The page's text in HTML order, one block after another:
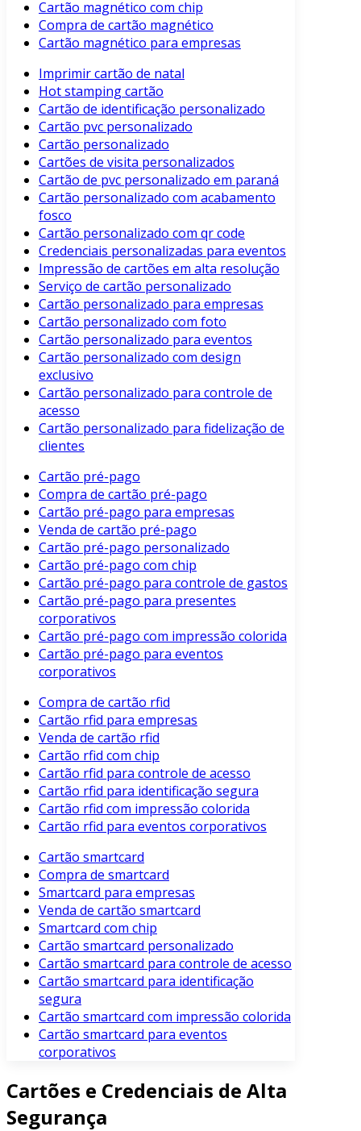
Cartão magnético com chip
Compra de cartão magnético
Cartão magnético para empresas
Imprimir cartão de natal
Hot stamping cartão
Cartão de identificação personalizado
Cartão pvc personalizado
Cartão personalizado
Cartões de visita personalizados
Cartão de pvc personalizado em paraná
Cartão personalizado com acabamento
fosco
Cartão personalizado com qr code
Credenciais personalizadas para eventos
Impressão de cartões em alta resolução
Serviço de cartão personalizado
Cartão personalizado para empresas
Cartão personalizado com foto
Cartão personalizado para eventos
Cartão personalizado com design
exclusivo
Cartão personalizado para controle de
acesso
Cartão personalizado para fidelização de
clientes
Cartão pré-pago
Compra de cartão pré-pago
Cartão pré-pago para empresas
Venda de cartão pré-pago
Cartão pré-pago personalizado
Cartão pré-pago com chip
Cartão pré-pago para controle de gastos
Cartão pré-pago para presentes
corporativos
Cartão pré-pago com impressão colorida
Cartão pré-pago para eventos
corporativos
Compra de cartão rfid
Cartão rfid para empresas
Venda de cartão rfid
Cartão rfid com chip
Cartão rfid para controle de acesso
Cartão rfid para identificação segura
Cartão rfid com impressão colorida
Cartão rfid para eventos corporativos
Cartão smartcard
Compra de smartcard
Smartcard para empresas
Venda de cartão smartcard
Smartcard com chip
Cartão smartcard personalizado
Cartão smartcard para controle de acesso
Cartão smartcard para identificação
segura
Cartão smartcard com impressão colorida
Cartão smartcard para eventos
corporativos
Cartões e Credenciais de Alta
Segurança